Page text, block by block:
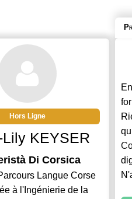
Hors Ligne
Lily KEYSER
Di Corsica
Langue Corse
à l'Ingénierie de la